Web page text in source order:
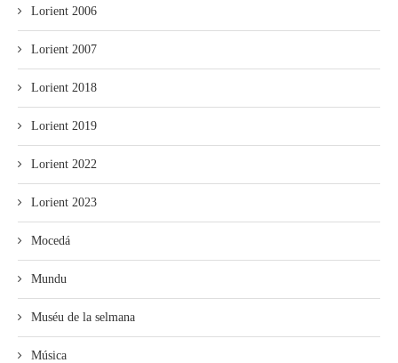
Lorient 2006
Lorient 2007
Lorient 2018
Lorient 2019
Lorient 2022
Lorient 2023
Mocedá
Mundu
Muséu de la selmana
Música